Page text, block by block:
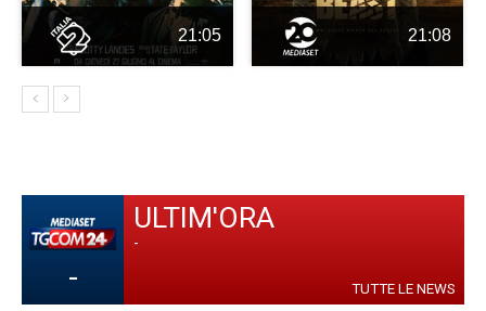
21:05 21:08
-
ULTIM'ORA
-
TUTTE LE NEWS